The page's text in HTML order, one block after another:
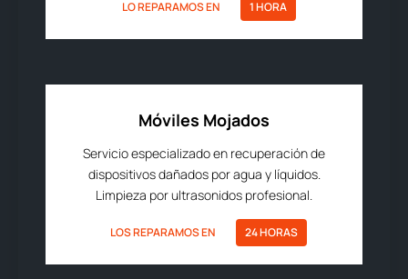
LO REPARAMOS EN 1 HORA
Móviles Mojados
Servicio especializado en recuperación de
dispositivos dañados por agua y líquidos.
Limpieza por ultrasonidos profesional.
LOS REPARAMOS EN 24 HORAS